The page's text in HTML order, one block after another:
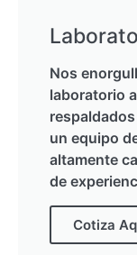
Nos
laboratorio
un equipo
altamente
de
Cotiza